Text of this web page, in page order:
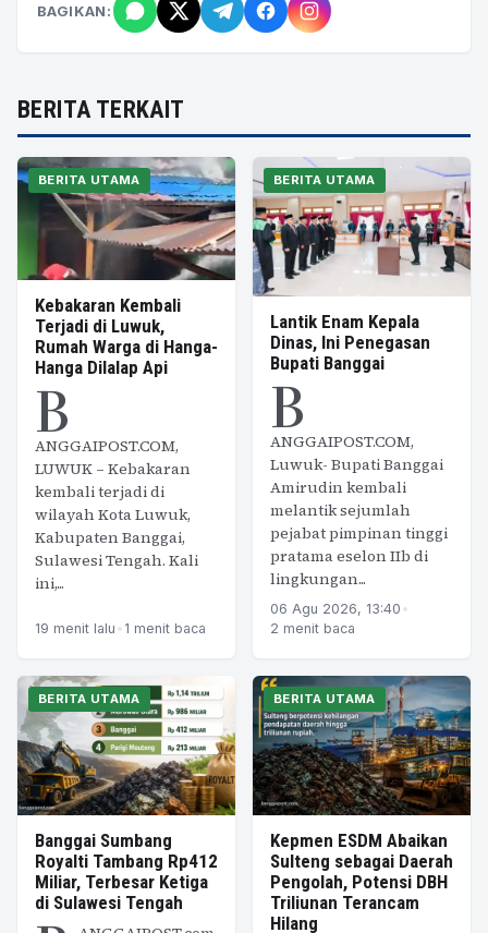
BAGIKAN:
BERITA TERKAIT
BERITA UTAMA
Kebakaran Kembali
Terjadi di Luwuk,
Rumah Warga di Hanga-
Hanga Dilalap Api
B
ANGGAIPOST.COM,
LUWUK – Kebakaran
kembali terjadi di
wilayah Kota Luwuk,
Kabupaten Banggai,
Sulawesi Tengah. Kali
ini,...
19 menit lalu • 1 menit baca
BERITA UTAMA
Lantik Enam Kepala
Dinas, Ini Penegasan
Bupati Banggai
B
ANGGAIPOST.COM,
Luwuk- Bupati Banggai
Amirudin kembali
melantik sejumlah
pejabat pimpinan tinggi
pratama eselon IIb di
lingkungan...
06 Agu 2026, 13:40 •
2 menit baca
BERITA UTAMA
Banggai Sumbang
Royalti Tambang Rp412
Miliar, Terbesar Ketiga
di Sulawesi Tengah
BERITA UTAMA
Kepmen ESDM Abaikan
Sulteng sebagai Daerah
Pengolah, Potensi DBH
Triliunan Terancam
Hilang